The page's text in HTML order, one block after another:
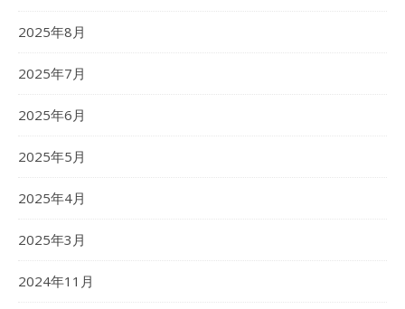
2025年8月
2025年7月
2025年6月
2025年5月
2025年4月
2025年3月
2024年11月